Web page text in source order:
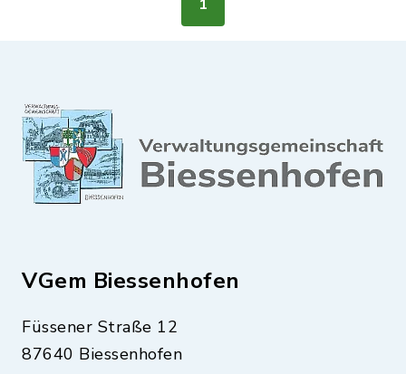
1
VGem Biessenhofen
Füssener Straße 12
87640 Biessenhofen